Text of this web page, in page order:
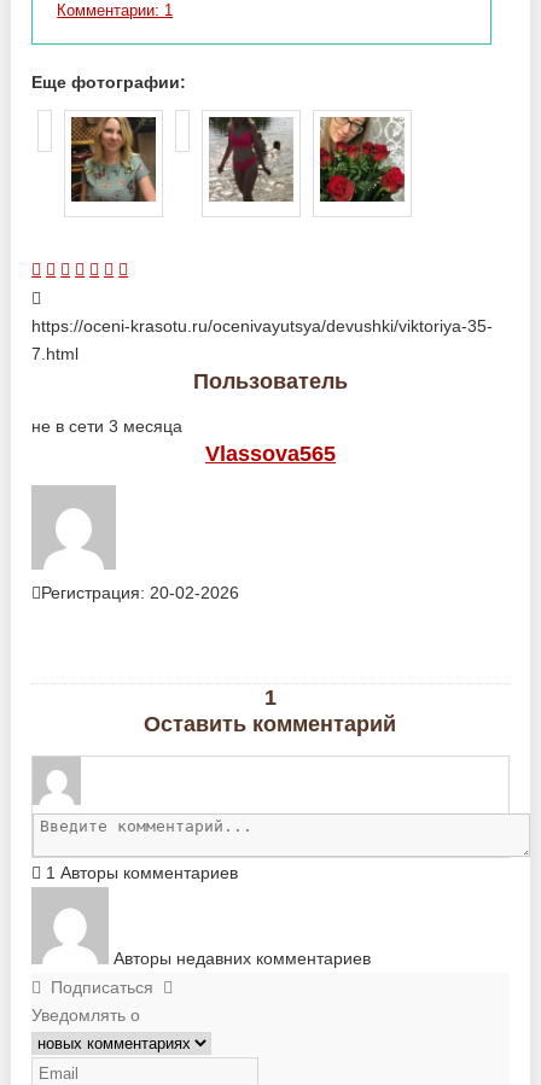
Комментарии: 1
Еще фотографии:
https://oceni-krasotu.ru/ocenivayutsya/devushki/viktoriya-35-
7.html
Пользователь
не в сети 3 месяца
Vlassova565
Регистрация: 20-02-2026
1
Оставить комментарий
1 Авторы комментариев
Авторы недавних комментариев
Подписаться
Уведомлять о